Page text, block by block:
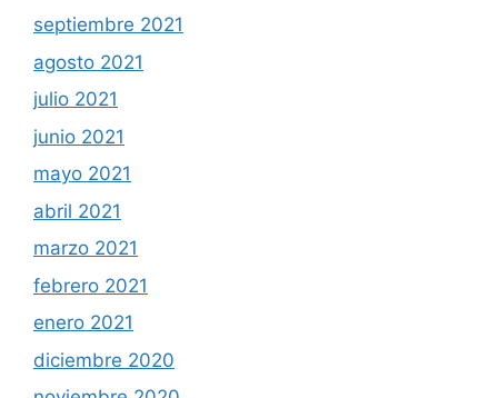
septiembre 2021
agosto 2021
julio 2021
junio 2021
mayo 2021
abril 2021
marzo 2021
febrero 2021
enero 2021
diciembre 2020